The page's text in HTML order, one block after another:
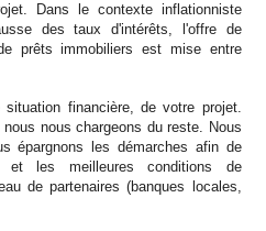
Dans le contexte inflationniste
des taux d'intérêts, l'offre de
prêts immobiliers est mise entre
financière, de votre projet.
nous chargeons du reste. Nous
épargnons les démarches afin de
et les meilleures conditions de
de partenaires (banques locales,